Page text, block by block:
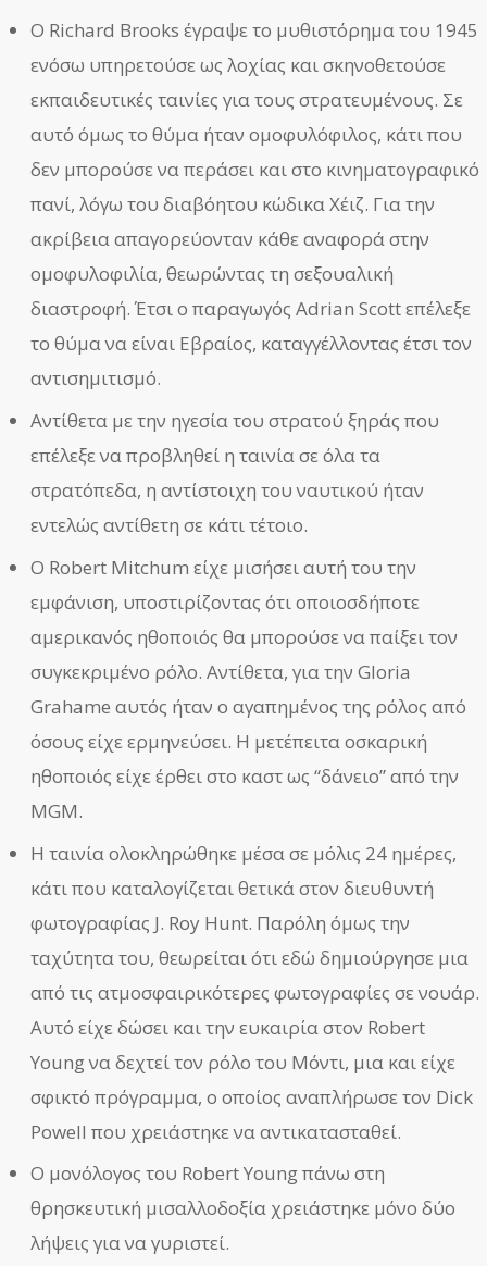
Ο Richard Brooks έγραψε το μυθιστόρημα του 1945
ενόσω υπηρετούσε ως λοχίας και σκηνοθετούσε
εκπαιδευτικές ταινίες για τους στρατευμένους. Σε
αυτό όμως το θύμα ήταν ομοφυλόφιλος, κάτι που
δεν μπορούσε να περάσει και στο κινηματογραφικό
πανί, λόγω του διαβόητου κώδικα Χέιζ. Για την
ακρίβεια απαγορεύονταν κάθε αναφορά στην
ομοφυλοφιλία, θεωρώντας τη σεξουαλική
διαστροφή. Έτσι ο παραγωγός Adrian Scott επέλεξε
το θύμα να είναι Εβραίος, καταγγέλλοντας έτσι τον
αντισημιτισμό.
Αντίθετα με την ηγεσία του στρατού ξηράς που
επέλεξε να προβληθεί η ταινία σε όλα τα
στρατόπεδα, η αντίστοιχη του ναυτικού ήταν
εντελώς αντίθετη σε κάτι τέτοιο.
Ο Robert Mitchum είχε μισήσει αυτή του την
εμφάνιση, υποστιρίζοντας ότι οποιοσδήποτε
αμερικανός ηθοποιός θα μπορούσε να παίξει τον
συγκεκριμένο ρόλο. Αντίθετα, για την Gloria
Grahame αυτός ήταν ο αγαπημένος της ρόλος από
όσους είχε ερμηνεύσει. Η μετέπειτα οσκαρική
ηθοποιός είχε έρθει στο καστ ως “δάνειο” από την
MGM.
Η ταινία ολοκληρώθηκε μέσα σε μόλις 24 ημέρες,
κάτι που καταλογίζεται θετικά στον διευθυντή
φωτογραφίας J. Roy Hunt. Παρόλη όμως την
ταχύτητα του, θεωρείται ότι εδώ δημιούργησε μια
από τις ατμοσφαιρικότερες φωτογραφίες σε νουάρ.
Αυτό είχε δώσει και την ευκαιρία στον Robert
Young να δεχτεί τον ρόλο του Μόντι, μια και είχε
σφικτό πρόγραμμα, ο οποίος αναπλήρωσε τον Dick
Powell που χρειάστηκε να αντικατασταθεί.
Ο μονόλογος του Robert Young πάνω στη
θρησκευτική μισαλλοδοξία χρειάστηκε μόνο δύο
λήψεις για να γυριστεί.